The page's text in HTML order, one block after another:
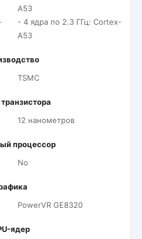
A53
- 4 ядра по 2.3 ГГц: Cortex-
A53
TSMC
12 нанометров
процессор
No
PowerVR GE8320
ядер